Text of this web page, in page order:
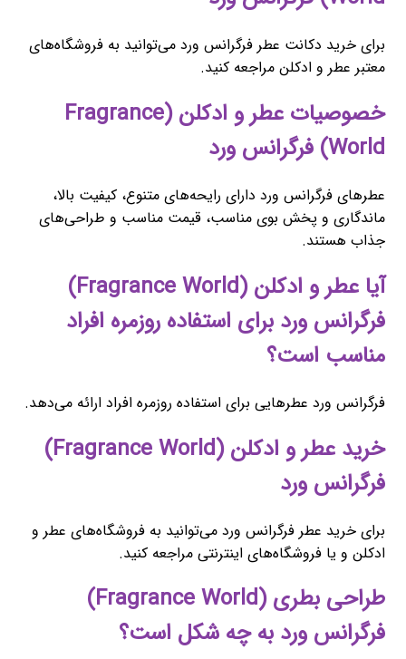
برای خرید دکانت عطر فرگرانس ورد می‌توانید به فروشگاه‌های
معتبر عطر و ادکلن مراجعه کنید.
خصوصیات عطر و ادکلن (Fragrance
World) فرگرانس ورد
عطرهای فرگرانس ورد دارای رایحه‌های متنوع، کیفیت بالا،
ماندگاری و پخش بوی مناسب، قیمت مناسب و طراحی‌های
جذاب هستند.
آیا عطر و ادکلن (Fragrance World)
فرگرانس ورد برای استفاده روزمره افراد
مناسب است؟
فرگرانس ورد عطرهایی برای استفاده روزمره افراد ارائه می‌دهد.
خرید عطر و ادکلن (Fragrance World)
فرگرانس ورد
برای خرید عطر فرگرانس ورد می‌توانید به فروشگاه‌های عطر و
ادکلن و یا فروشگاه‌های اینترنتی مراجعه کنید.
طراحی بطری (Fragrance World)
فرگرانس ورد به چه شکل است؟